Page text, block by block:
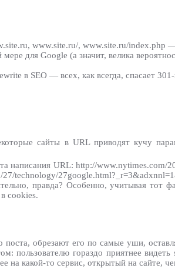
www.site.ru/, www.site.ru/index.php
для Google (а значит, велика
в SEO — всех, как всегда, спасает
сайты в URL приводят кучу
написания URL: http://
правда? Особенно, учитывая тот
cookies.
поста, обрезают его по самые уши,
пользователю гораздо приятнее
на какой-то сервис, открытый на сайте,